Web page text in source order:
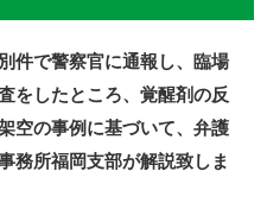
件で警察官に通報し、臨場
をしたところ、覚醒剤の反
空の事例に基づいて、弁護
務所福岡支部が解説致しま